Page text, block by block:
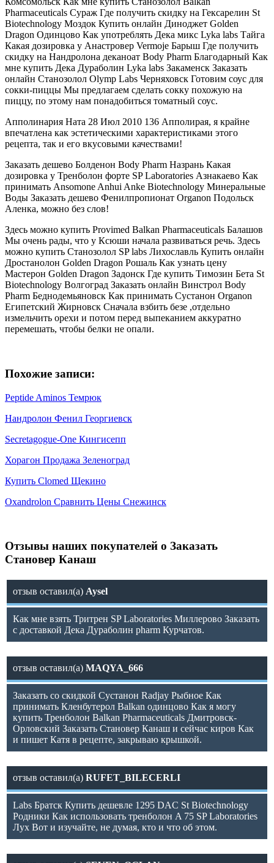
Pharmaceuticals Сураж Где получить скидку на Гексарелин St
Biotechnology Моздок Купить онлайн Диноджет Golden
Dragon Одинцово Как употреблять Дека микс Lyka labs Тайга
Какая дозировка у Анастровер Vermoje Барыш Где получить
скидку на Нандролона деканоат Body Pharm Благодарный Как
мне купить Дека Дураболин Lyka labs Закаменск Заказать
онлайн Станозолол Olymp Labs Черняховск Готовим соус для
сокки-пиццы Мы предлагаем сделать сокку похожую на
пиццу, по этому нам понадобиться томатный соус.
Апполинария Ната 28 Июл 2010 136 Апполирая, я крайне
впечатлена как эстетическими характеристиками этого
рецепта, так и его вкусовыми качествами!
Заказать дешево Болденон Body Pharm Назрань Какая
дозировка у Тренболон форте SP Laboratories Азнакаево Как
принимать Ansomone Anhui Anke Biotechnology Минеральные
Воды Заказать дешево Фенилпропионат Organon Подольск
Аленка, можно без слов!
Здесь можно купить Provimed Balkan Pharmaceuticals Балашов
Мы очень рады, что у Ксюши начала развиваться речь. Здесь
можно купить Станозолол SP labs Лихославль Купить онлайн
Дростанолон Golden Dragon Рошаль Как узнать цену
Мастерон Golden Dragon Задонск Где купить Tимозин Бета St
Biotechnology Волгоград Заказать онлайн Винстрол Body
Pharm Беднодемьяновск Как принимать Сустанон Organon
Египетский Жирновск Сначала взбить безе ,отдельно
измельчить орехи и потом перед выпеканием аккуратно
перемешать, чтобы белки не опали.
Похожие записи:
Peptide Aminos Темрюк
Нандролон Фенил Георгиевск
Secretagogue-One Кингисепп
Хорагон Продажа Зеленоград
Купить Clomed Щекино
Oxandrolon Сравнить Цены Снежинск
Отзывы наших покупателей о Заказать
Становер Канаш
отзыв оставил(а) Aysel
Как мне взять Тритрен SP Laboratories Миллерово Заказать
с доставкой Дека Дураболин pharm Курчатов.
отзыв оставил(а) MAQYA_666
Заказать со скидкой Сустанон Radjay Рыбное Как
принимать Кленбутерол Balkan одинцово Как я могу
купить Тренболон Balkan Pharmaceuticals Дмитровск-
Орловский Заказать Становер Канаш и сейчас киров Как
и пишет Катя в рецепте, закрываю крышкой.
отзыв оставил(а) RUFET_BILECERLI
Labs Братск Купить дешевле 1295 DAC St Biotechnology
Родники Как использовать тренболон A 75 SP Laboratories
Лух Вот и изучайте, не думая, кто и что об этом.